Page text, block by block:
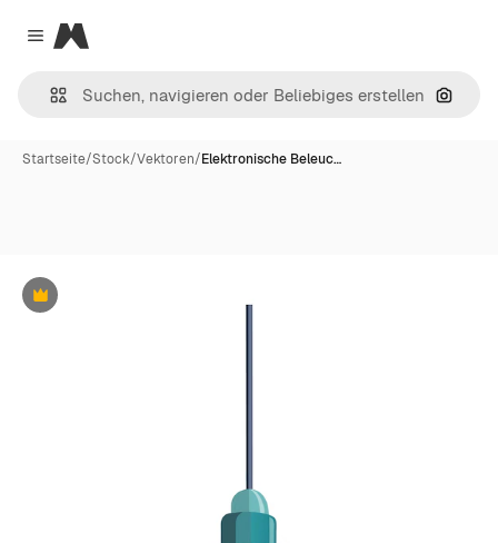
Close menu
Magnific
Nach
Startseite/Stock/Vektoren/Elektronische Beleuc…
Premium